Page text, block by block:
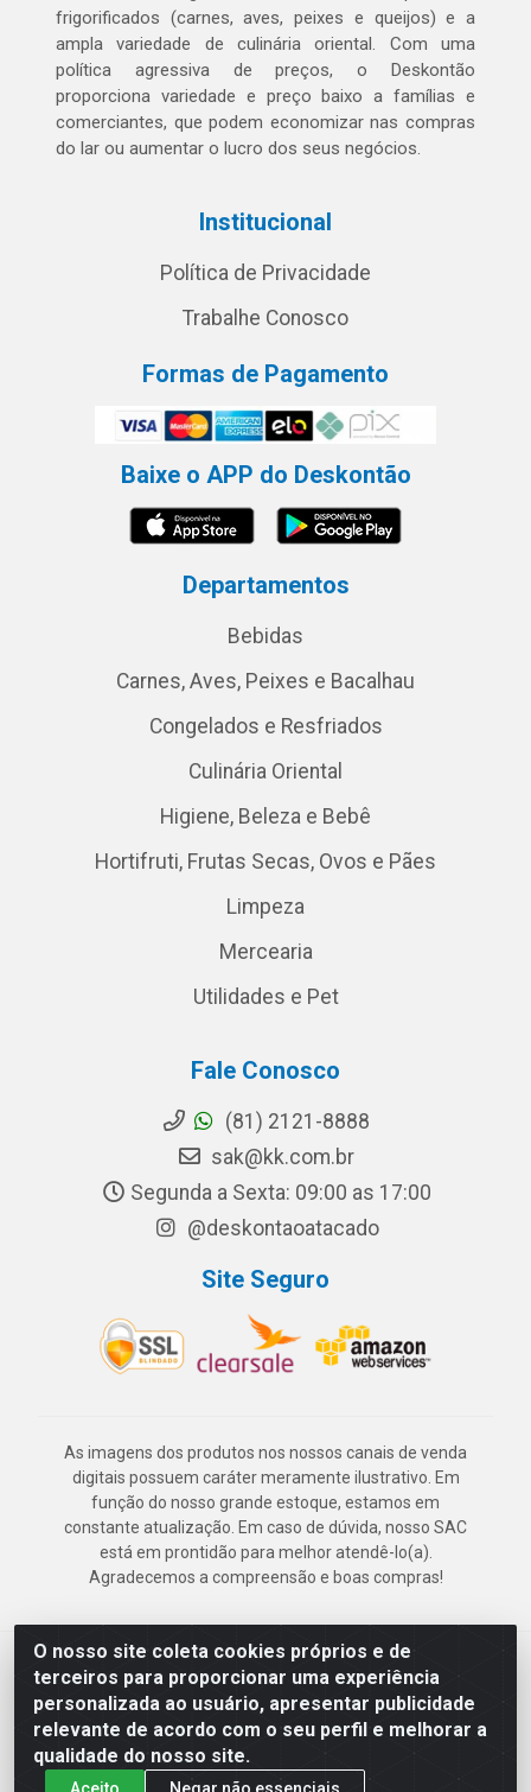
O nosso site coleta cookies próprios e de
terceiros para proporcionar uma experiência
personalizada ao usuário, apresentar publicidade
relevante de acordo com o seu perfil e melhorar a
qualidade do nosso site.
Aceito Negar não essenciais
frigorificados (carnes, aves, peixes e queijos) e a
ampla variedade de culinária oriental. Com uma
política agressiva de preços, o Deskontão
proporciona variedade e preço baixo a famílias e
comerciantes, que podem economizar nas compras
do lar ou aumentar o lucro dos seus negócios.
Institucional
Política de Privacidade
Trabalhe Conosco
Formas de Pagamento
Baixe o APP do Deskontão
Departamentos
Bebidas
Carnes, Aves, Peixes e Bacalhau
Congelados e Resfriados
Culinária Oriental
Higiene, Beleza e Bebê
Hortifruti, Frutas Secas, Ovos e Pães
Limpeza
Mercearia
Utilidades e Pet
Fale Conosco
(81) 2121-8888
sak@kk.com.br
Segunda a Sexta: 09:00 as 17:00
@deskontaoatacado
Site Seguro
As imagens dos produtos nos nossos canais de venda
digitais possuem caráter meramente ilustrativo. Em
função do nosso grande estoque, estamos em
constante atualização. Em caso de dúvida, nosso SAC
está em prontidão para melhor atendê-lo(a).
Agradecemos a compreensão e boas compras!
Deskontão Atacado - Av. Marechal Mascarenhas de Morais, 2471 -
Imbiribeira - Recife/PE - CEP 51.150-001 - CNPJ 24.150.377/0003-
57